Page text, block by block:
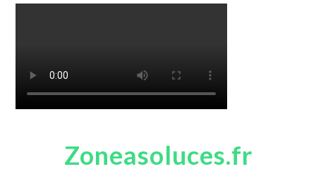
Zoneasoluces.fr